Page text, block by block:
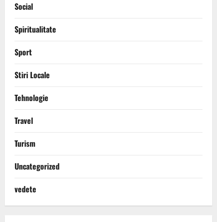
Social
Spiritualitate
Sport
Stiri Locale
Tehnologie
Travel
Turism
Uncategorized
vedete